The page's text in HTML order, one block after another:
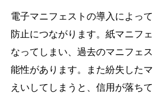
電子マニフェストの導入によっ
防止につながります。紙マニフ
なってしまい、過去のマニフェ
能性があります。また紛失した
えいしてしまうと、信用が落ち